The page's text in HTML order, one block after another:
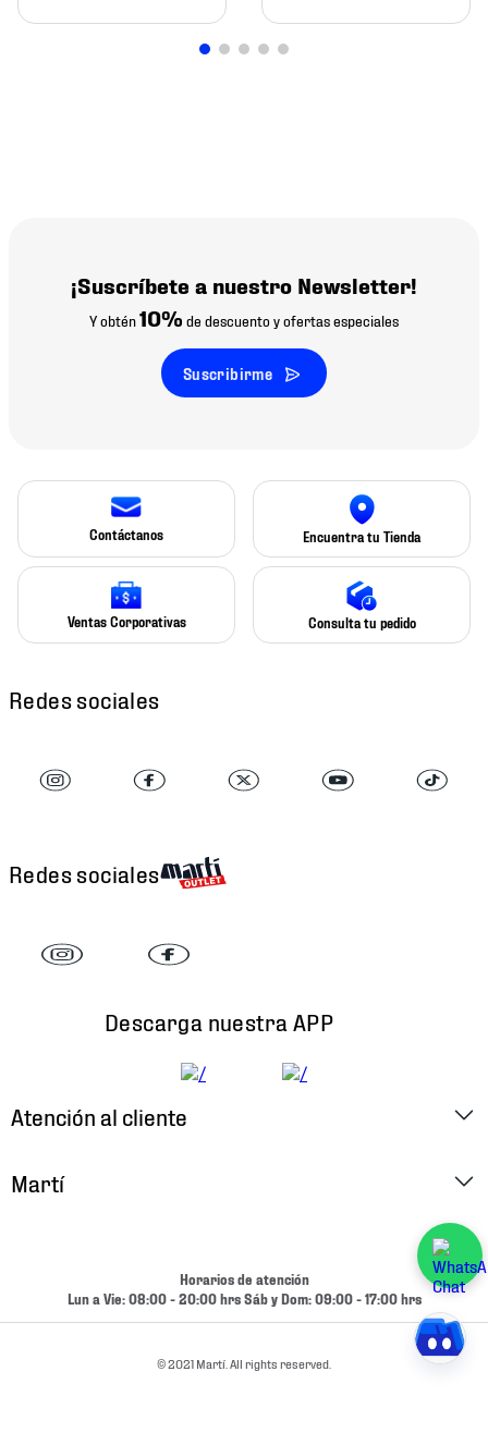
¡Suscríbete a nuestro Newsletter!
Y obtén10% de descuento y ofertas especiales
Suscribirme
Contáctanos Encuentra tu Tienda
Ventas Corporativas Consulta tu pedido
Redes sociales
Redes sociales
Descarga nuestra APP
Atención al cliente
Cambios y Devoluciones
Martí
Términos y Condiciones
Horarios de atención
Lun a Vie: 08:00 - 20:00 hrs Sáb y Dom: 09:00 - 17:00 hrs
© 2021 Martí. All rights reserved.